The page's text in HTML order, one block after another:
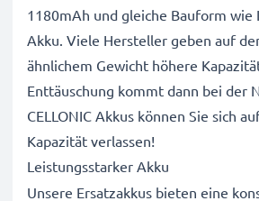
1180mAh und gleiche Bauform wie
Akku. Viele Hersteller geben auf
ähnlichem Gewicht höhere
Enttäuschung kommt dann bei der
CELLONIC Akkus können Sie sich
Kapazität verlassen!
Leistungsstarker Akku
Unsere Ersatzakkus bieten eine